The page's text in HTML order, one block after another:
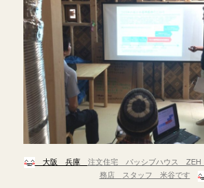
大阪 兵庫 注文住宅 パッシブハウス ZEH
務店 スタッフ 米谷です